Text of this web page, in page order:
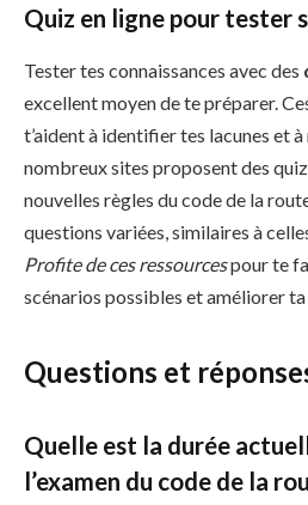
Quiz en ligne pour tester
Tester tes connaissances avec des
excellent moyen de te préparer.
t’aident à identifier tes lacunes et
nombreux sites proposent des
nouvelles règles du code de la
questions variées, similaires à
Profite de ces ressourcespour te
scénarios possibles et améliorer
Questions et
Quelle est la durée
l’examen du code de la